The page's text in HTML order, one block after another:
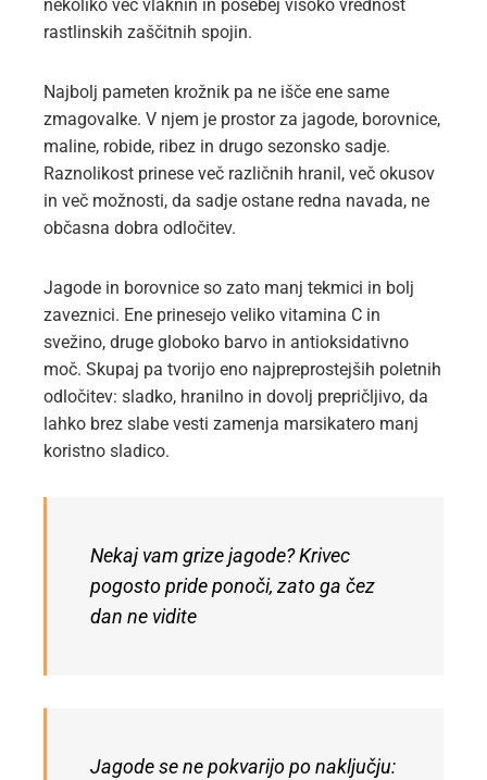
nekoliko več vlaknin in posebej visoko vrednost
rastlinskih zaščitnih spojin.
Najbolj pameten krožnik pa ne išče ene same
zmagovalke. V njem je prostor za jagode, borovnice,
maline, robide, ribez in drugo sezonsko sadje.
Raznolikost prinese več različnih hranil, več okusov
in več možnosti, da sadje ostane redna navada, ne
občasna dobra odločitev.
Jagode in borovnice so zato manj tekmici in bolj
zaveznici. Ene prinesejo veliko vitamina C in
svežino, druge globoko barvo in antioksidativno
moč. Skupaj pa tvorijo eno najpreprostejših poletnih
odločitev: sladko, hranilno in dovolj prepričljivo, da
lahko brez slabe vesti zamenja marsikatero manj
koristno sladico.
Nekaj vam grize jagode? Krivec
pogosto pride ponoči, zato ga čez
dan ne vidite
Jagode se ne pokvarijo po naključju: